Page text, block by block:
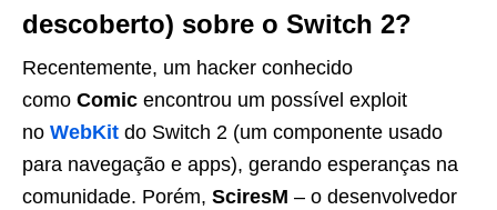
descoberto) sobre o Switch 2?
Recentemente, um hacker conhecido
como Comic encontrou um possível exploit
no WebKit do Switch 2 (um componente usado
para navegação e apps), gerando esperanças na
comunidade. Porém, SciresM – o desenvolvedor